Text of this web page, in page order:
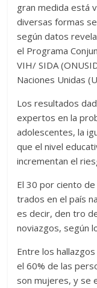
gran medida está
diversas formas
según datos
el Programa
VIH/ SIDA
Naciones Unidas
Los resultados
expertos en la
adolescentes, la
que el nivel
incrementan el
El 30 por ciento
trados en el país
es decir, den tro
noviazgos, según
Entre los
el 60% de las
son mujeres, y se